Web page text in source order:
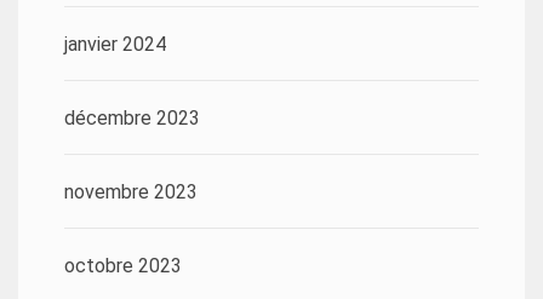
janvier 2024
décembre 2023
novembre 2023
octobre 2023